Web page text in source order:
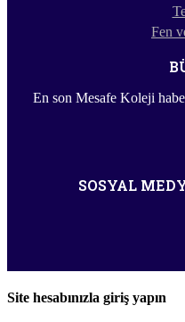
Fen
En son Mesafe Koleji
SOSYAL
Site hesabınızla giriş yapın